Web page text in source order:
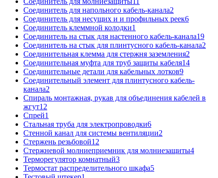
Соединитель для напольного кабель-канала2
Соединитель для несущих и и профильных реек6
Соединитель клеммной колодки1
Соединитель на стык для настенного кабель-канала19
Соединитель на стык для плинтусного кабель-канала2
Соединительная клемма для стержня заземления2
Соединительная муфта для труб защиты кабеля14
Соединительные детали для кабельных лотков9
Соединительный элемент для плинтусного кабель-
канала2
Спираль монтажная, рукав для объединения кабелей в
жгут12
Спрей1
Стальная труба для электропроводки6
Стенной канал для системы вентиляции2
Стержень резьбовой12
Стержневой молниеприемник для молниезащиты4
Терморегулятор комнатный3
Термостат распределительного шкафа5